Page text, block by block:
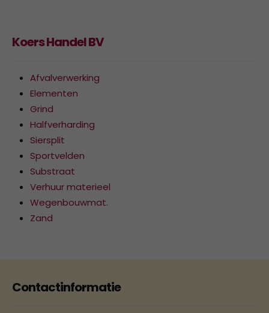
Koers Handel BV
Afvalverwerking
Elementen
Grind
Halfverharding
Siersplit
Sportvelden
Substraat
Verhuur materieel
Wegenbouwmat.
Zand
Contactinformatie